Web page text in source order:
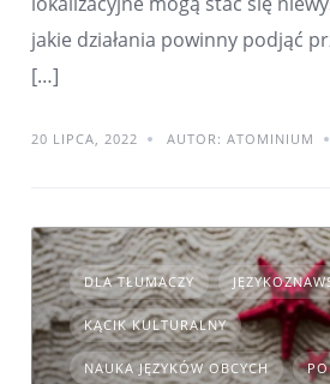
jakie działania powinny podjąć
[…]
20 LIPCA, 2022 AUTOR: ATOMINIUM
DLA TŁUMACZY
KĄCIK KULTURALNY
NAUKA JĘZYKÓW OBCYCH